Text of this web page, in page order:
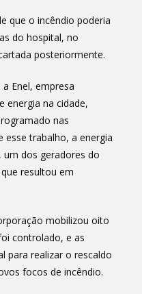
que o incêndio poderia
do hospital, no
posteriormente.
Enel, empresa
energia na cidade,
nas
esse trabalho, a energia
um dos geradores do
resultou em
mobilizou oito
controlado, e as
para realizar o rescaldo
focos de incêndio.